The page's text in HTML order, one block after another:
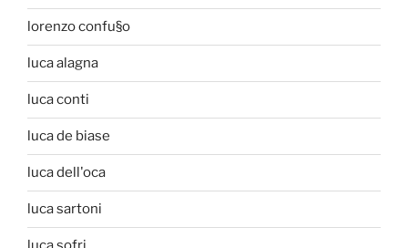
lorenzo confu§o
luca alagna
luca conti
luca de biase
luca dell'oca
luca sartoni